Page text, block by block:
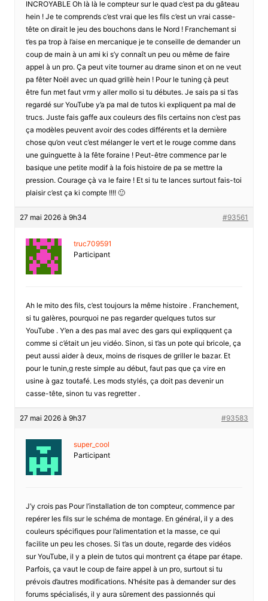
INCROYABLE Oh là là le compteur sur le quad c’est pa du gâteau
hein ! Je te comprends c’est vrai que les fils c’est un vrai casse-
tête on dirait le jeu des bouchons dans le Nord ! Franchemant si
t’es pa trop à l’aise en mercanique je te conseille de demander un
coup de main à un ami ki s’y connaît un peu ou même de faire
appel à un pro. Ça peut vite tourner au drame sinon et on ne veut
pa fêter Noël avec un quad grillè hein ! Pour le tuning çà peut
être fun met faut vrm y aller mollo si tu débutes. Je sais pa si t’as
regardé sur YouTube y’a pa mal de tutos ki expliquent pa mal de
trucs. Juste fais gaffe aux couleurs des fils certains non c’est pas
ça modèles peuvent avoir des codes différents et la dernière
chose qu’on veut c’est mélanger le vert et le rouge comme dans
une guinguette à la fête foraine ! Peut-être commence par le
basique une petite modif à la fois histoire de pa se mettre la
pression. Courage çà va le faire ! Et si tu te lances surtout fais-toi
plaisir c’est ça ki compte !!!! 🙂
27 mai 2026 à 9h34 #93561
truc709591
Participant
Ah le mito des fils, c’est toujours la même histoire . Franchement,
si tu galères, pourquoi ne pas regarder quelques tutos sur
YouTube . Y’en a des pas mal avec des gars qui expliqquent ça
comme si c’était un jeu vidéo. Sinon, si t’as un pote qui bricole, ça
peut aussi aider à deux, moins de risques de griller le bazar. Et
pour le tunin,g reste simple au début, faut pas que ça vire en
usine à gaz toutafé. Les mods stylés, ça doit pas devenir un
casse-tête, sinon tu vas regretter .
27 mai 2026 à 9h37 #93583
super_cool
Participant
J’y crois pas Pour l’installation de ton compteur, commence par
repérer les fils sur le schéma de montage. En général, il y a des
couleurs spécifiques pour l’alimentation et la masse, ce qui
facilite un peu les choses. Si t’as un doute, regarde des vidéos
sur YouTube, il y a plein de tutos qui montrent ça étape par étape.
Parfois, ça vaut le coup de faire appel à un pro, surtout si tu
prévois d’autres modifications. N’hésite pas à demander sur des
forums spécialisés, il y aura sûrement des passionnés qui